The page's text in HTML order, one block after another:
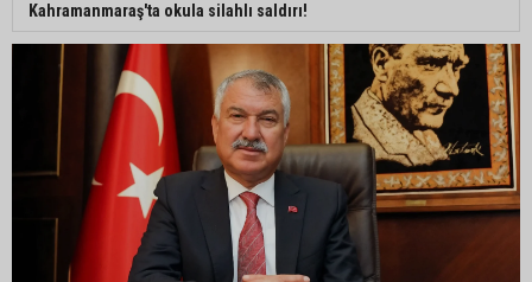
Kahramanmaraş'ta okula silahlı saldırı!